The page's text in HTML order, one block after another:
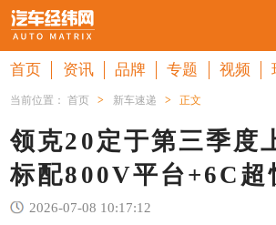
首页 资讯 品牌 专题 视频
当前位置：首页 > 新车速递 > 正文
领克20定于第三季度
标配800V平台+6C超
2026-07-08 10:17:12